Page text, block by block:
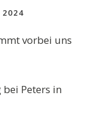
vorbei uns
Peters in